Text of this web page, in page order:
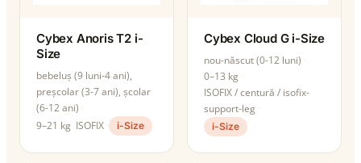
Cybex Anoris T2 i-
Size
bebeluș (9 luni-4 ani),
preșcolar (3-7 ani), școlar
(6-12 ani)
9–21 kg ISOFIX i-Size
Cybex Cloud G i-Size
nou-născut (0-12 luni)
0–13 kg
ISOFIX / centură / isofix-
support-leg
i-Size